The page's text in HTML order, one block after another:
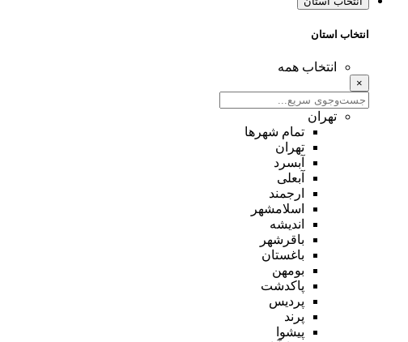
انتخاب استان
انتخاب همه
×
تهران
تمام شهر‌ها
تهران
آبسرد
آبعلی
ارجمند
اسلامشهر
اندیشه
باقرشهر
باغستان
بومهن
پاکدشت
پردیس
پرند
پیشوا